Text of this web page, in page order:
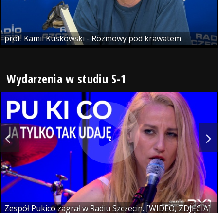
prof. Kamil Kuskowski - Rozmowy pod krawatem
Wydarzenia w studiu S-1
Zespół Pukico zagrał w Radiu Szczecin. [WIDEO, ZDJĘCIA]